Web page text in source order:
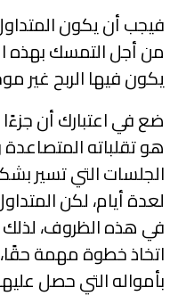
فيجب أن يكون
من أجل التمسك بهذه
يكون فيها الربح غير
ضع في اعتبارك أن
هو تقلباته
الجلسات التي تسير
لعدة أيام، لكن
في هذه الظروف، لذلك
اتخاذ خطوة مهمة
بأمواله التي حصل